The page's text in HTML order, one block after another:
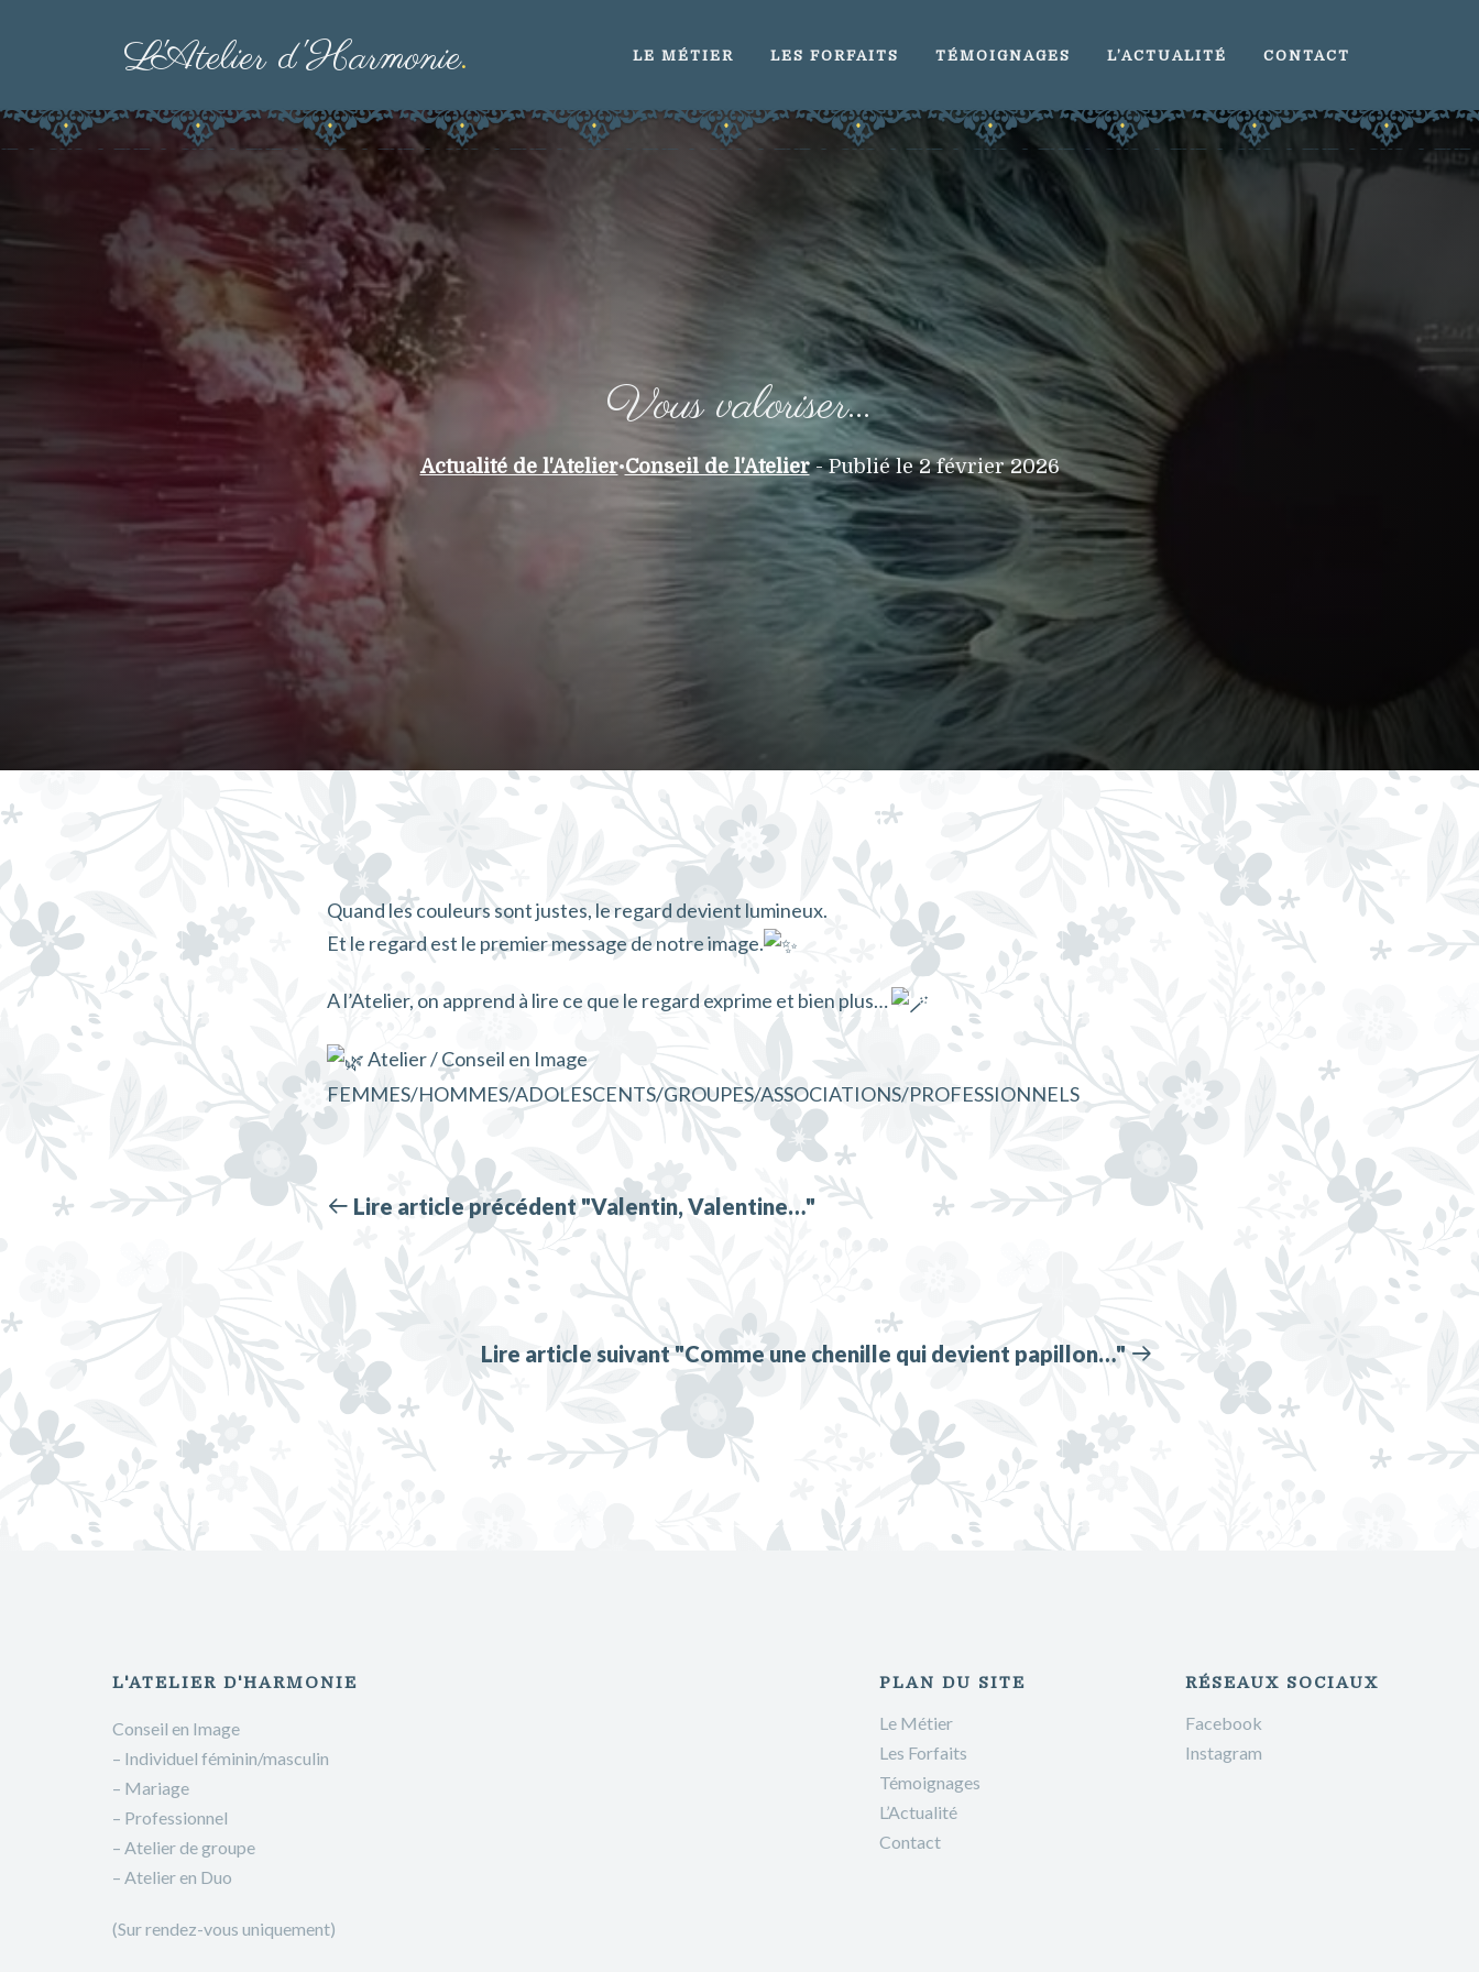
L'Atelier d'Harmonie. LE MÉTIER LES FORFAITS TÉMOIGNAGES L’ACTUALITÉ CONTACT
Vous valoriser…
Actualité de l'Atelier•Conseil de l'Atelier- Publié le 2 février 2026
Quand les couleurs sont justes, le regard devient lumineux.
Et le regard est le premier message de notre image.
A l’Atelier, on apprend à lire ce que le regard exprime et bien plus…
Atelier / Conseil en Image
FEMMES/HOMMES/ADOLESCENTS/GROUPES/ASSOCIATIONS/PROFESSIONNELS
Lire article précédent "Valentin, Valentine…"
Lire article suivant "Comme une chenille qui devient papillon…"
L'ATELIER D'HARMONIE
Conseil en Image
– Individuel féminin/masculin
– Mariage
– Professionnel
– Atelier de groupe
– Atelier en Duo
(Sur rendez-vous uniquement)
PLAN DU SITE
Le Métier
Les Forfaits
Témoignages
L’Actualité
Contact
RÉSEAUX SOCIAUX
Facebook
Instagram